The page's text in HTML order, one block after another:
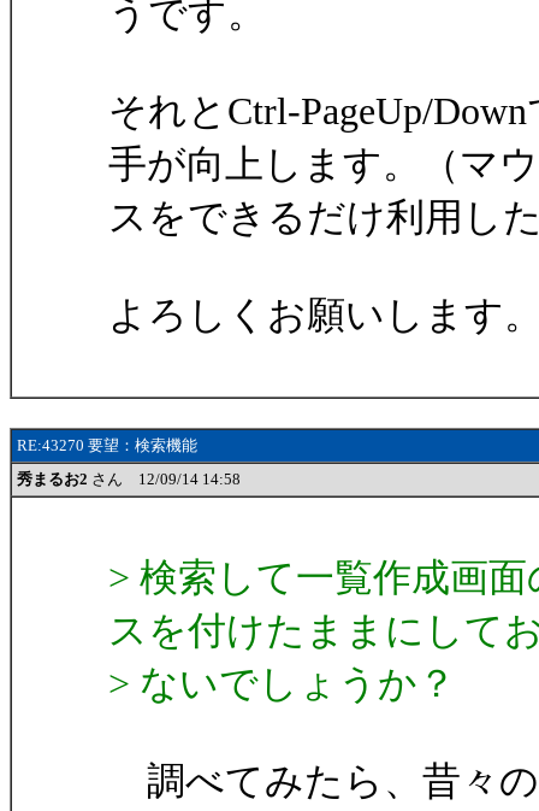
うです。
それとCtrl-PageUp/
手が向上します。（マウ
スをできるだけ利用し
よろしくお願いします
RE:43270 要望：検索機能
秀まるお2 さん 12/09/14 14:58
> 検索して一覧作成画
スを付けたままにして
> ないでしょうか？
調べてみたら、昔々